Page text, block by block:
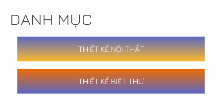
DANH MỤC
THIẾT KẾ NỘI THẤT
THIẾT KẾ BIỆT THỰ